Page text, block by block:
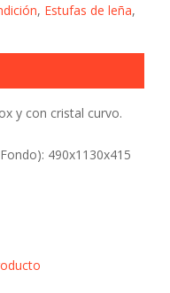
, Estufas de leña,
y con cristal curvo.
490x1130x415